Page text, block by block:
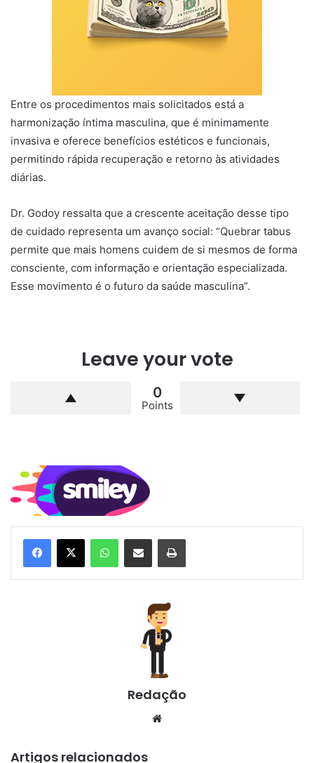
Entre os procedimentos mais solicitados está a
harmonização íntima masculina, que é minimamente
invasiva e oferece benefícios estéticos e funcionais,
permitindo rápida recuperação e retorno às atividades
diárias.
Dr. Godoy ressalta que a crescente aceitação desse tipo
de cuidado representa um avanço social: “Quebrar tabus
permite que mais homens cuidem de si mesmos de forma
consciente, com informação e orientação especializada.
Esse movimento é o futuro da saúde masculina”.
Leave your vote
0
Points
WhatsApp
Compartilhar via e-mail Imprimir
Redação
Artigos relacionados